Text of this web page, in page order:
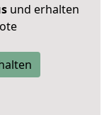
und erhalten